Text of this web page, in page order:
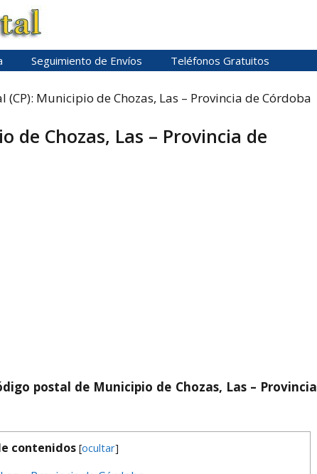
Seguimiento de Envíos Teléfonos Gratuitos
(CP): Municipio de Chozas, Las – Provincia de Córdoba
de Chozas, Las – Provincia de
postal de Municipio de Chozas, Las – Provincia
contenidos[ocultar]